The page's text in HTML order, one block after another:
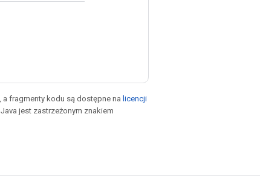
, a fragmenty kodu są dostępne na licencji
. Java jest zastrzeżonym znakiem